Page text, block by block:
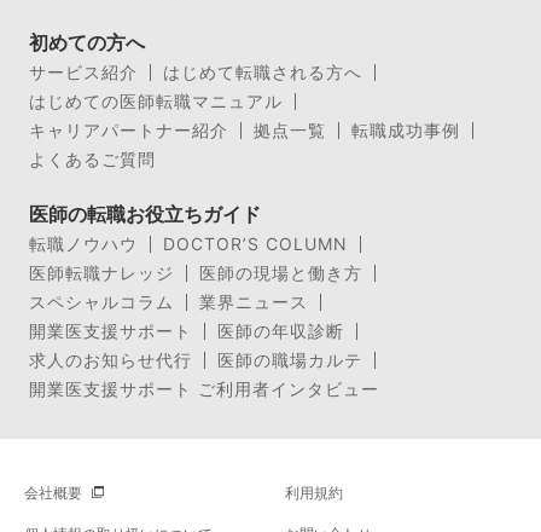
初めての方へ
サービス紹介
はじめて転職される方へ
はじめての医師転職マニュアル
キャリアパートナー紹介
拠点一覧
転職成功事例
よくあるご質問
医師の転職お役立ちガイド
転職ノウハウ
DOCTOR’S COLUMN
医師転職ナレッジ
医師の現場と働き方
スペシャルコラム
業界ニュース
開業医支援サポート
医師の年収診断
求人のお知らせ代行
医師の職場カルテ
開業医支援サポート ご利用者インタビュー
会社概要 利用規約